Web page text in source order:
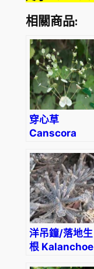
相關商品:
穿心草
Canscora
洋吊鐘/落地生
根 Kalanchoe